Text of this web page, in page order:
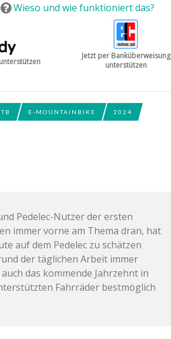
Wieso und wie funktioniert das?
Jetzt per Banküberweisung
unterstützen
E-MOUNTAINBIKE 2024
Pedelec-Nutzer der ersten
immer vorne am Thema dran, hat
auf dem Pedelec zu schätzen
der täglichen Arbeit immer
das kommende Jahrzehnt in
Fahrräder bestmöglich